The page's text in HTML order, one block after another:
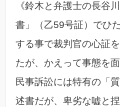
《鈴木と弁護士の長谷
書」（乙59号証）でひ
する事で裁判官の心証
たが、かえって事態を
民事訴訟には特有の「
述書だが、卑劣な嘘と